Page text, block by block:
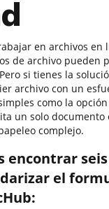
en archivos en
de archivo pueden
si tienes la
archivo con un
como la
un solo
complejo.
encontrar
el